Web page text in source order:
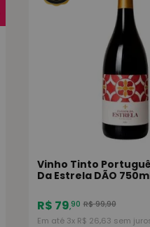
Vinho Tinto
Da Estrela DÃO
R$ 79,90 R$99,90
Em até 3x R$ 26,63 sem